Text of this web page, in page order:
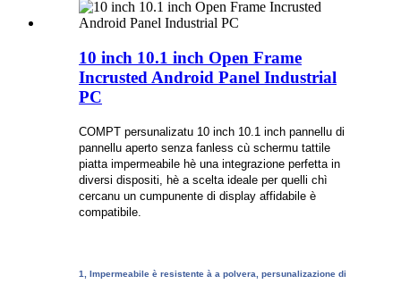
10 inch 10.1 inch Open Frame
Incrusted Android Panel Industrial
PC
COMPT persunalizatu 10 inch 10.1 inch pannellu di
pannellu aperto senza fanless cù schermu tattile
piatta impermeabile hè una integrazione perfetta in
diversi dispositi, hè a scelta ideale per quelli chì
cercanu un cumpunente di display affidabile è
compatibile.
1, Impermeabile è resistente à a polvera, persunalizazione di